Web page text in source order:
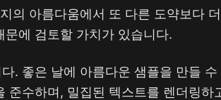
의 아름다움에서 또 다른 도약보다
문에 검토할 가치가 있습니다.
. 좋은 날에 아름다운 샘플을 만들
준수하며, 밀집된 텍스트를 렌더링하